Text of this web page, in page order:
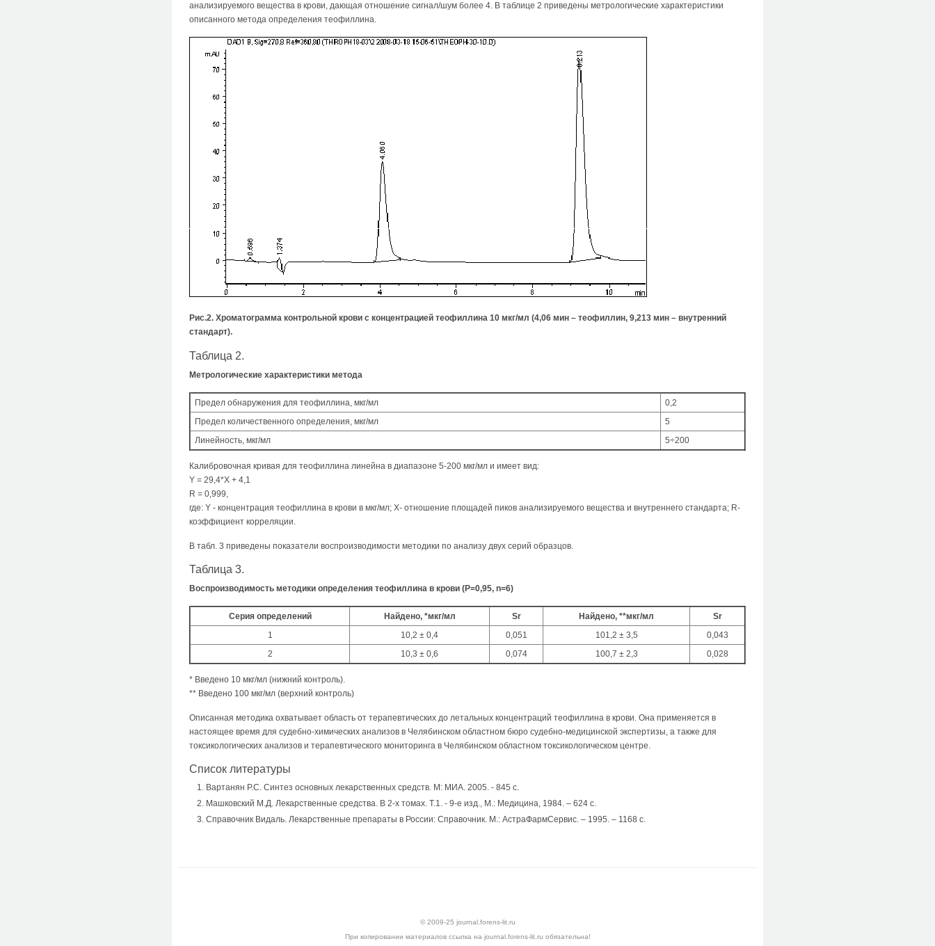
анализируемого вещества в крови, дающая отношение сигнал/шум более 4. В таблице 2 приведены метрологические характеристики
описанного метода определения теофиллина.
Рис.2. Хроматограмма контрольной крови с концентрацией теофиллина 10 мкг/мл (4,06 мин – теофиллин, 9,213 мин – внутренний
стандарт).
Таблица 2.
Метрологические характеристики метода
Предел обнаружения для теофиллина, мкг/мл
0,2
Предел количественного определения, мкг/мл
5
Линейность, мкг/мл
5÷200
Калибровочная кривая для теофиллина линейна в диапазоне 5-200 мкг/мл и имеет вид:
Y = 29,4*Х + 4,1
R = 0,999,
где: Y - концентрация теофиллина в крови в мкг/мл; Х- отношение площадей пиков анализируемого вещества и внутреннего стандарта; R-
коэффициент корреляции.
В табл. 3 приведены показатели воспроизводимости методики по анализу двух серий образцов.
Таблица 3.
Воспроизводимость методики определения теофиллина в крови (Р=0,95, n=6)
Серия определений Найдено, *мкг/мл Sr Найдено, **мкг/мл
Sr
1
10,2 ± 0,4 0,051 101,2 ± 3,5
0,043
2
10,3 ± 0,6 0,074 100,7 ± 2,3 0,028
* Введено 10 мкг/мл (нижний контроль).
** Введено 100 мкг/мл (верхний контроль)
Описанная методика охватывает область от терапевтических до летальных концентраций теофиллина в крови. Она применяется в
настоящее время для судебно-химических анализов в Челябинском областном бюро судебно-медицинской экспертизы, а также для
токсикологических анализов и терапевтического мониторинга в Челябинском областном токсикологическом центре.
Список литературы
Вартанян Р.С. Синтез основных лекарственных средств. М: МИА. 2005. - 845 с.
Машковский М.Д. Лекарственные средства. В 2-х томах. Т.1. - 9-е изд., М.: Медицина, 1984. – 624 с.
Справочник Видаль. Лекарственные препараты в России: Справочник. М.: АстраФармСервис. – 1995. – 1168 с.
© 2009-25 journal.forens-lit.ru
При копировании материалов ссылка на journal.forens-lit.ru обязательна!